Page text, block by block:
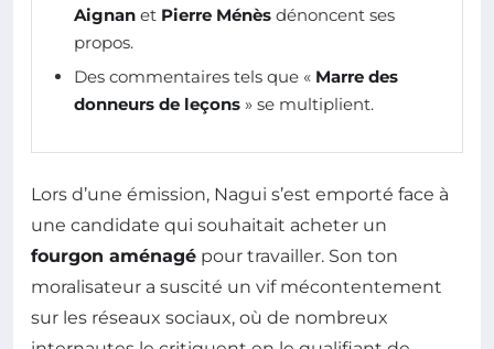
Aignan et Pierre Ménès dénoncent ses
propos.
Des commentaires tels que « Marre des
donneurs de leçons » se multiplient.
Lors d’une émission, Nagui s’est emporté face à
une candidate qui souhaitait acheter un
fourgon aménagé pour travailler. Son ton
moralisateur a suscité un vif mécontentement
sur les réseaux sociaux, où de nombreux